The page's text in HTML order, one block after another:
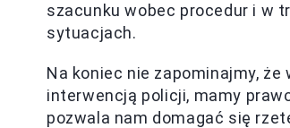
szacunku wobec procedur i w
sytuacjach.
Na koniec nie zapominajmy,
interwencją policji, mamy
pozwala nam domagać się